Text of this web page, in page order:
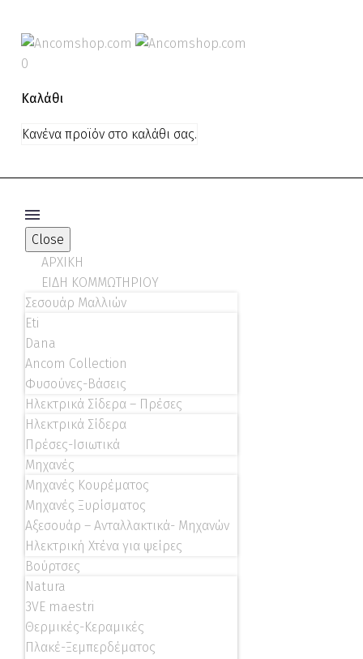
0
Καλάθι
Κανένα προϊόν στο καλάθι σας.
Close
ΑΡΧΙΚΗ
ΕΙΔΗ ΚΟΜΜΩΤΗΡΙΟΥ
Σεσουάρ Μαλλιών
Eti
Dana
Ancom Collection
Φυσούνες-Βάσεις
Ηλεκτρικά Σίδερα – Πρέσες
Ηλεκτρικά Σίδερα
Πρέσες-Ισιωτικά
Μηχανές
Μηχανές Κουρέματος
Μηχανές Ξυρίσματος
Αξεσουάρ – Ανταλλακτικά- Μηχανών
Ηλεκτρική Χτένα για ψείρες
Βούρτσες
Natura
3VE maestri
Θερμικές-Κεραμικές
Πλακέ-Ξεμπερδέματος